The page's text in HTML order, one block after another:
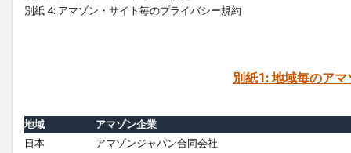
別紙 4: アマゾン・サイト毎のプライバシー規約
別紙1: 地域毎のア
地域
アマゾン企業
日本
アマゾンジャパン合同会社